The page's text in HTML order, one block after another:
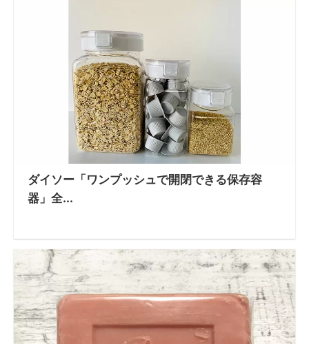
ダイソー「ワンプッシュで開閉できる保存容
器」全...